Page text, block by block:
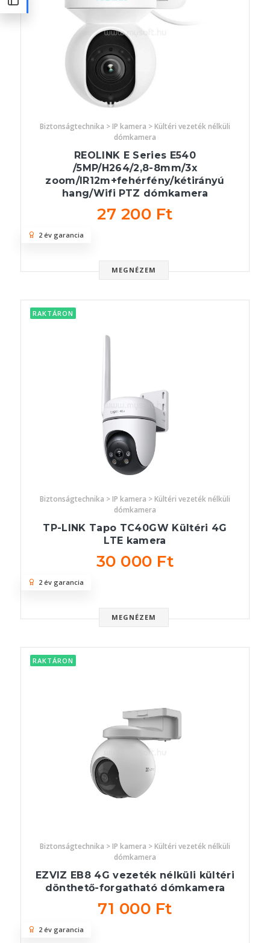
Biztonságtechnika > IP kamera > Kültéri vezeték nélküli
dómkamera
REOLINK E Series E540
/5MP/H264/2,8-8mm/3x
zoom/IR12m+fehérfény/kétirányú
hang/Wifi PTZ dómkamera
27 200 Ft
MEGNÉZEM
2 év garancia
RAKTÁRON
Biztonságtechnika > IP kamera > Kültéri vezeték nélküli
dómkamera
TP-LINK Tapo TC40GW Kültéri 4G
LTE kamera
30 000 Ft
MEGNÉZEM
2 év garancia
RAKTÁRON
Biztonságtechnika > IP kamera > Kültéri vezeték nélküli
dómkamera
EZVIZ EB8 4G vezeték nélküli kültéri
dönthető-forgatható dómkamera
71 000 Ft
2 év garancia